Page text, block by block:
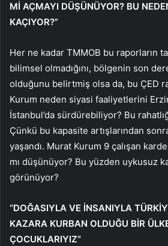
Mİ AÇMAYI DÜŞÜNÜYOR? BU
KAÇIYOR?”
Her ne kadar TMMOB bu raporların
bilimsel olmadığını, bölgenin son
olduğunu belirtmiş olsa da, bu ÇED
Kurum neden siyasi faaliyetlerini
İstanbul’da sürdürebiliyor? Bu
Çünkü bu kapasite artışlarından
yaşandı. Murat Kurum 9 çalışan
mı düşünüyor? Bu yüzden uykusuz
görünüyor?
“DOĞASIYLA VE İNSANIYLA
KAZARA KURBAN OLDUĞU BİR
ÇOCUKLARIYIZ”